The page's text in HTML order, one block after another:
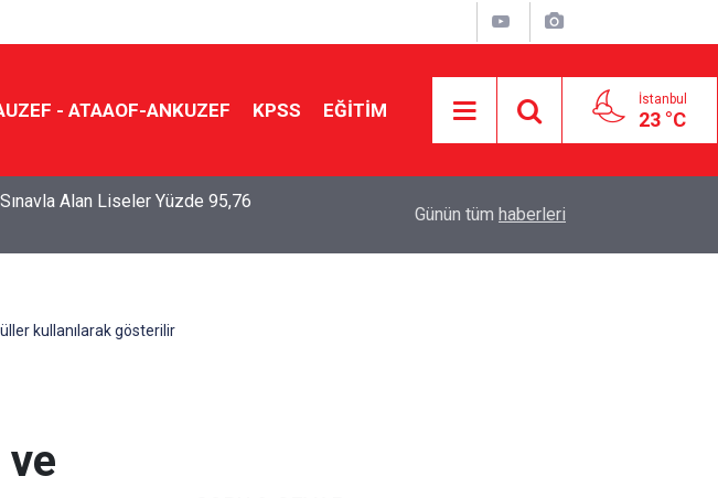
- ATAAOF-ANKUZEF KPSS EĞİTİM İstanbul
23 °C
Alan Liseler Yüzde 95,76
Tercihine Yerleşti
Günün tüm haberleri
kullanılarak gösterilir